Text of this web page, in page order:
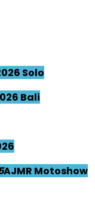
Solo
Bali
AJMR Motoshow